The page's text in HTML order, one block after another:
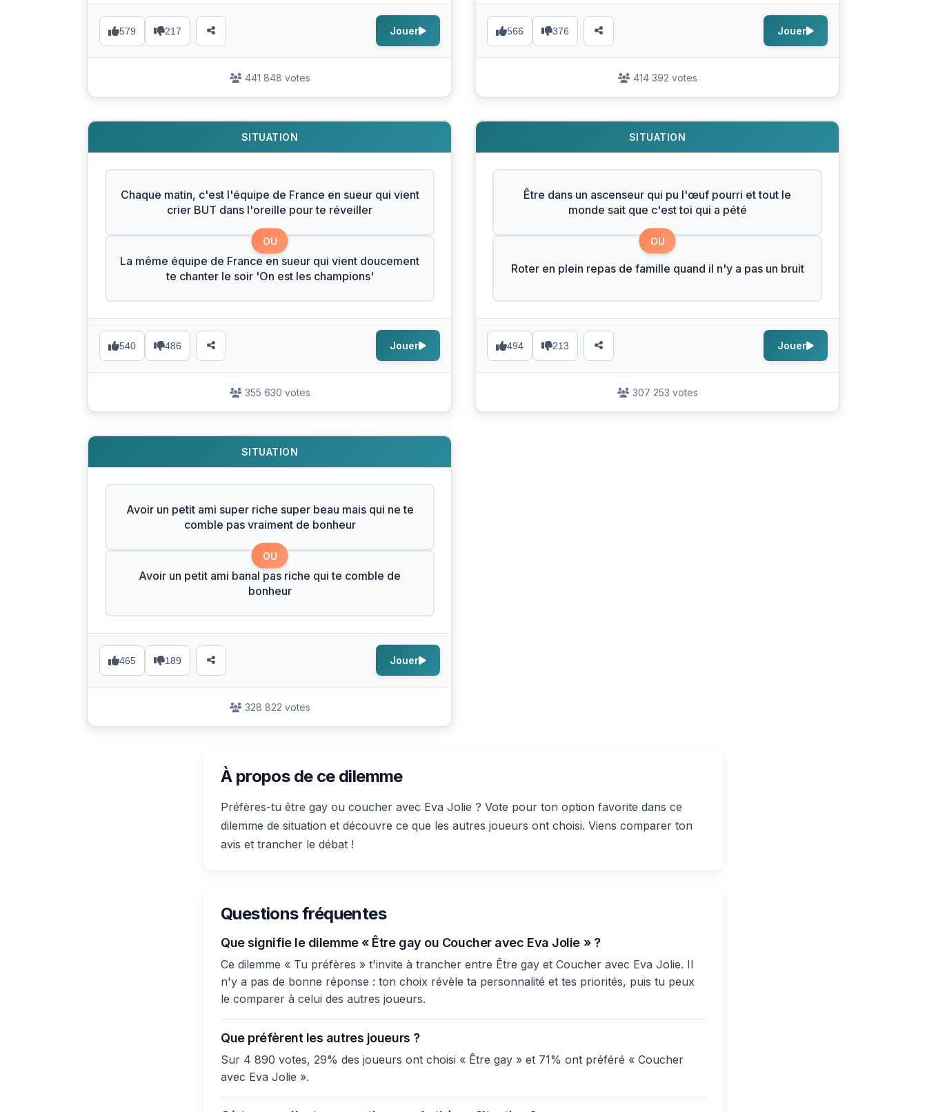
579 217 Jouer
441 848 votes
566 376 Jouer
414 392 votes
SITUATION
Chaque matin, c'est l'équipe de France en sueur qui vient
crier BUT dans l'oreille pour te réveiller
OU
La même équipe de France en sueur qui vient doucement
te chanter le soir 'On est les champions'
540 486 Jouer
355 630 votes
SITUATION
Être dans un ascenseur qui pu l'œuf pourri et tout le
monde sait que c'est toi qui a pété
OU
Roter en plein repas de famille quand il n'y a pas un bruit
494 213 Jouer
307 253 votes
SITUATION
Avoir un petit ami super riche super beau mais qui ne te
comble pas vraiment de bonheur
OU
Avoir un petit ami banal pas riche qui te comble de
bonheur
465 189 Jouer
328 822 votes
À propos de ce dilemme
Préfères-tu être gay ou coucher avec Eva Jolie ? Vote pour ton option favorite dans ce
dilemme de situation et découvre ce que les autres joueurs ont choisi. Viens comparer ton
avis et trancher le débat !
Questions fréquentes
Que signifie le dilemme « Être gay ou Coucher avec Eva Jolie » ?
Ce dilemme « Tu préfères » t'invite à trancher entre Être gay et Coucher avec Eva Jolie. Il
n'y a pas de bonne réponse : ton choix révèle ta personnalité et tes priorités, puis tu peux
le comparer à celui des autres joueurs.
Que préfèrent les autres joueurs ?
Sur 4 890 votes, 29% des joueurs ont choisi « Être gay » et 71% ont préféré « Coucher
avec Eva Jolie ».